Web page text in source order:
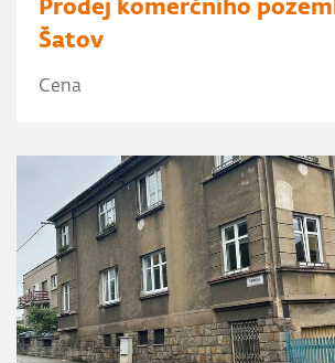
Prodej komerčního
Šatov
Cena